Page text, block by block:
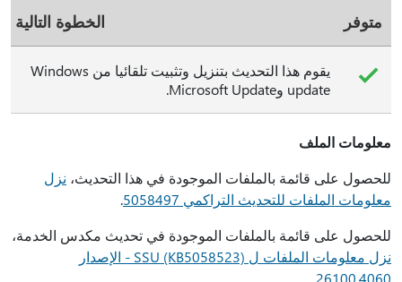
متوفر الخطوة التالية
يقوم هذا التحديث بتنزيل وتثبيت تلقائيا من Windows
update وMicrosoft Update.
معلومات الملف
للحصول على قائمة بالملفات الموجودة في هذا التحديث، نزل
معلومات الملفات للتحديث التراكمي 5058497
.
للحصول على قائمة بالملفات الموجودة في تحديث مكدس الخدمة،
نزل معلومات الملفات ل SSU (KB5058523) - الإصدار
26100.4060
.